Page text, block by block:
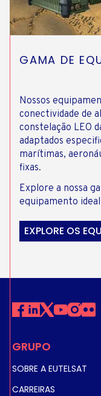
GAMA DE
Nossos
conectividade de
constelação LEO
adaptados
marítimas,
fixas.
Explore a nossa
equipamento
EXPLORE OS
GRUPO
SOBRE A EUTELSAT
CARREIRAS